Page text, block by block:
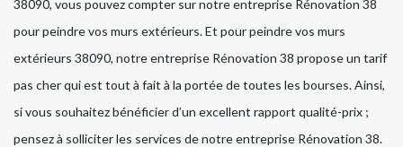
38090, vous pouvez compter sur notre entreprise Rénovation 38
pour peindre vos murs extérieurs. Et pour peindre vos murs
extérieurs 38090, notre entreprise Rénovation 38 propose un tarif
pas cher qui est tout à fait à la portée de toutes les bourses. Ainsi,
si vous souhaitez bénéficier d’un excellent rapport qualité-prix ;
pensez à solliciter les services de notre entreprise Rénovation 38.